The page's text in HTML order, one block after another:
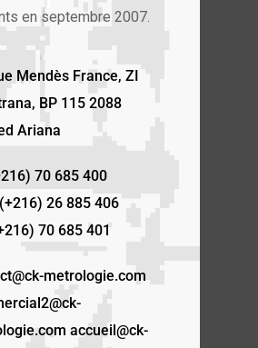
en septembre 2007.
Mendès France, ZI
BP 115 2088
Ariana
70 685 400
26 885 406
70 685 401
metrologie.com
accueil@ck-